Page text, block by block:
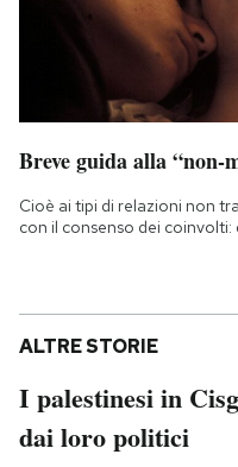
Breve guida alla “non-
Cioè ai tipi di relazioni non
con il consenso dei
ALTRE STORIE
I palestinesi in
dai loro politici